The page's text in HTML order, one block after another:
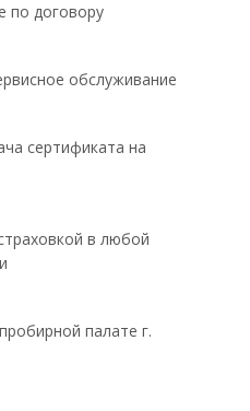
по договору
обслуживание
сертификата на
в любой
палате г.